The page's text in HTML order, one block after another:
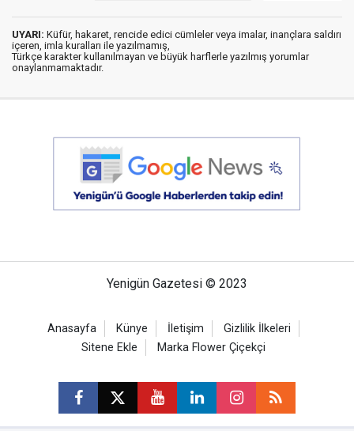
UYARI: Küfür, hakaret, rencide edici cümleler veya imalar, inançlara saldırı
içeren, imla kuralları ile yazılmamış,
Türkçe karakter kullanılmayan ve büyük harflerle yazılmış yorumlar
onaylanmamaktadır.
Yenigün Gazetesi © 2023
Anasayfa Künye İletişim
Gizlilik İlkeleri
Sitene Ekle
Marka Flower Çiçekçi